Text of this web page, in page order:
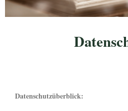
Datenschutzüberblick: